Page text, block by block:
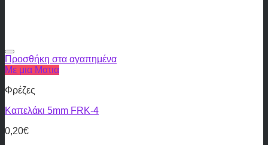
Προσθήκη στα αγαπημένα
Με μια Ματια
Φρέζες
Καπελάκι 5mm FRK-4
0,20€